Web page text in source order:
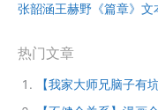
张韶涵王赫野《篇章》文
热门文章
【我家大师兄脑子有